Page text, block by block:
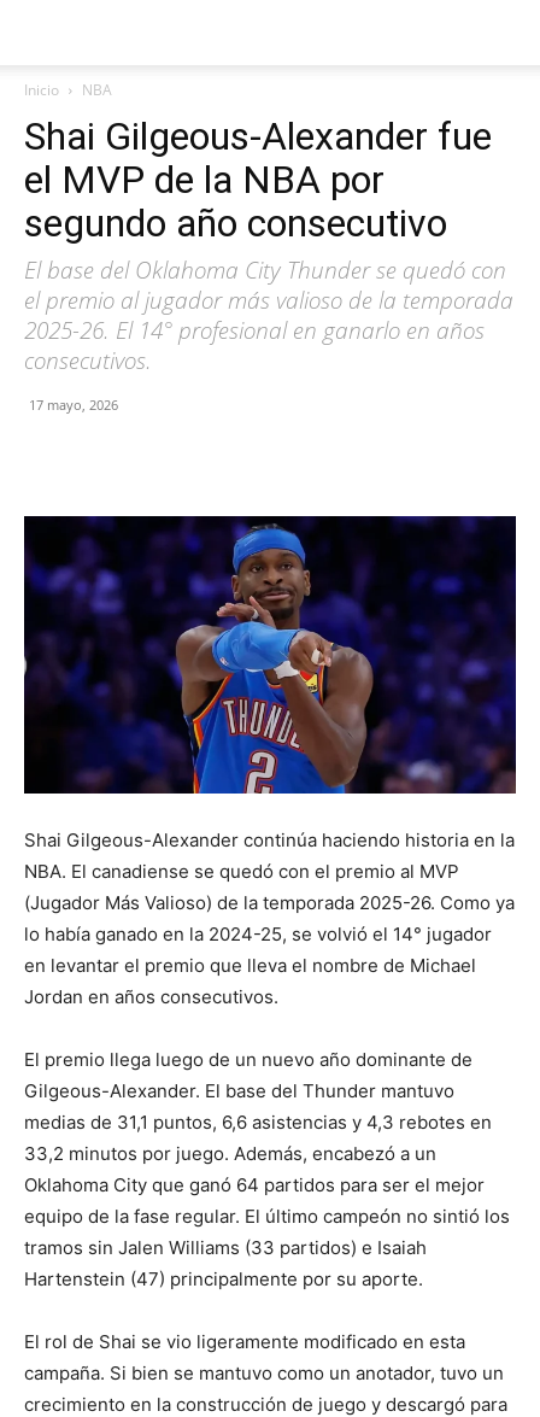
Inicio NBA
Shai Gilgeous-Alexander fue
el MVP de la NBA por
segundo año consecutivo
El base del Oklahoma City Thunder se quedó con
el premio al jugador más valioso de la temporada
2025-26. El 14° profesional en ganarlo en años
consecutivos.
17 mayo, 2026
Shai Gilgeous-Alexander continúa haciendo historia en la
NBA. El canadiense se quedó con el premio al MVP
(Jugador Más Valioso) de la temporada 2025-26. Como ya
lo había ganado en la 2024-25, se volvió el 14° jugador
en levantar el premio que lleva el nombre de Michael
Jordan en años consecutivos.
El premio llega luego de un nuevo año dominante de
Gilgeous-Alexander. El base del Thunder mantuvo
medias de 31,1 puntos, 6,6 asistencias y 4,3 rebotes en
33,2 minutos por juego. Además, encabezó a un
Oklahoma City que ganó 64 partidos para ser el mejor
equipo de la fase regular. El último campeón no sintió los
tramos sin Jalen Williams (33 partidos) e Isaiah
Hartenstein (47) principalmente por su aporte.
El rol de Shai se vio ligeramente modificado en esta
campaña. Si bien se mantuvo como un anotador, tuvo un
crecimiento en la construcción de juego y descargó para